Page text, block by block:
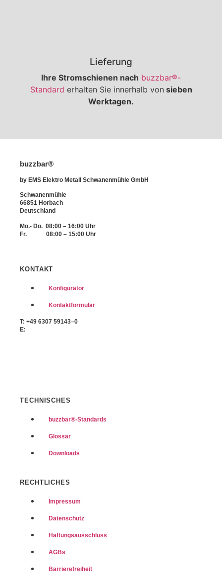
Lieferung
Ihre Stromschienen nach buzzbar®-
Standard erhalten Sie innerhalb von sieben
Werktagen.
buzzbar®
by EMS Elektro Metall Schwanenmühle GmbH
Schwanenmühle
66851 Horbach
Deutschland
Mo.- Do. 08:00 – 16:00 Uhr
Fr. 08:00 – 15:00 Uhr
KONTAKT
Konfigurator
Kontaktformular
T: +49 6307 59143–0
E:
TECHNISCHES
buzzbar®-Standards
Glossar
Downloads
RECHTLICHES
Impressum
Datenschutz
Haftungsausschluss
AGBs
Barrierefreiheit